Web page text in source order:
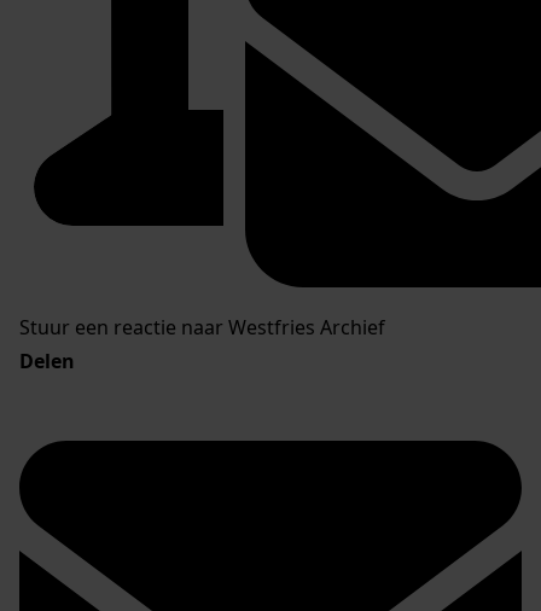
Stuur een reactie naar Westfries Archief
Delen